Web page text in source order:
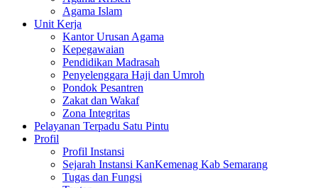
Agama Islam
Unit Kerja
Kantor Urusan Agama
Kepegawaian
Pendidikan Madrasah
Penyelenggara Haji dan Umroh
Pondok Pesantren
Zakat dan Wakaf
Zona Integritas
Pelayanan Terpadu Satu Pintu
Profil
Profil Instansi
Sejarah Instansi KanKemenag Kab Semarang
Tugas dan Fungsi